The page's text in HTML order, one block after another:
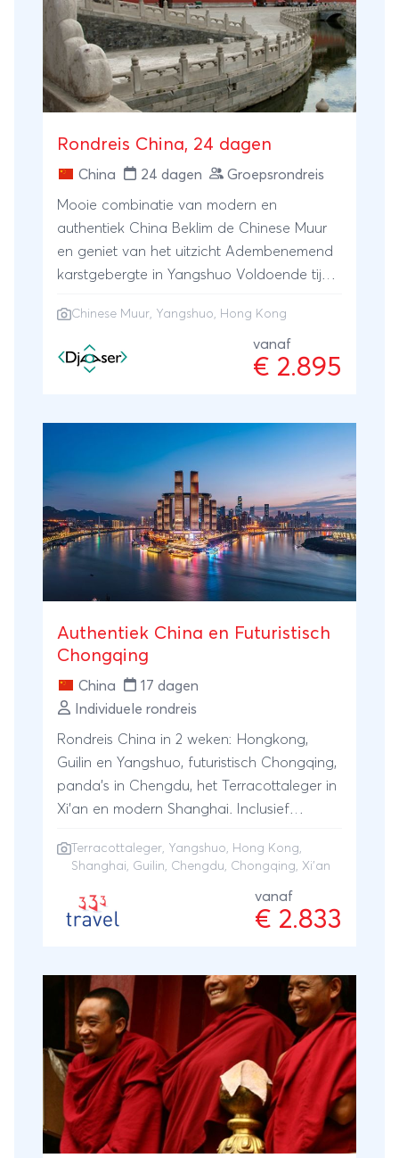
Rondreis China, 24 dagen
China 24 dagen Groepsrondreis
Mooie combinatie van modern en
authentiek China Beklim de Chinese Muur
en geniet van het uitzicht Adembenemend
karstgebergte in Yangshuo Voldoende tijd
Chinese Muur, Yangshuo, Hong Kong
vanaf
€ 2.895
Authentiek China en Futuristisch
Chongqing
China
17 dagen
Individuele rondreis
Rondreis China in 2 weken: Hongkong,
Guilin en Yangshuo, futuristisch Chongqing,
panda's in Chengdu, het Terracottaleger in
Xi'an en modern Shanghai. Inclusief
gidsen.
Terracottaleger, Yangshuo, Hong Kong,
Shanghai, Guilin, Chengdu, Chongqing, Xi'an
vanaf
€ 2.833